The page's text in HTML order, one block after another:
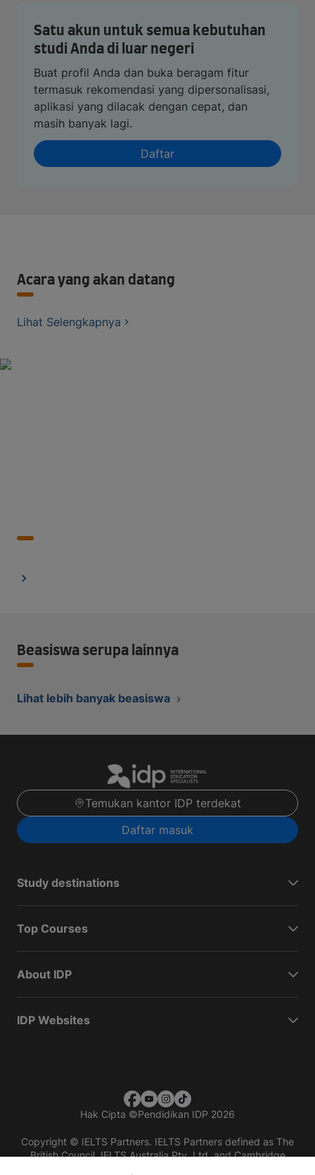
Satu akun untuk semua kebutuhan
studi Anda di luar negeri
Buat profil Anda dan buka beragam fitur
termasuk rekomendasi yang dipersonalisasi,
aplikasi yang dilacak dengan cepat, dan
masih banyak lagi.
Daftar
Acara yang akan datang
Lihat Selengkapnya
Beasiswa serupa lainnya
Lihat lebih banyak beasiswa
Temukan kantor IDP terdekat
Daftar masuk
Study destinations
Top Courses
About IDP
IDP Websites
Hak Cipta ©Pendidikan IDP 2026
Copyright © IELTS Partners. IELTS Partners defined as The
British Council, IELTS Australia Pty. Ltd. and Cambridge